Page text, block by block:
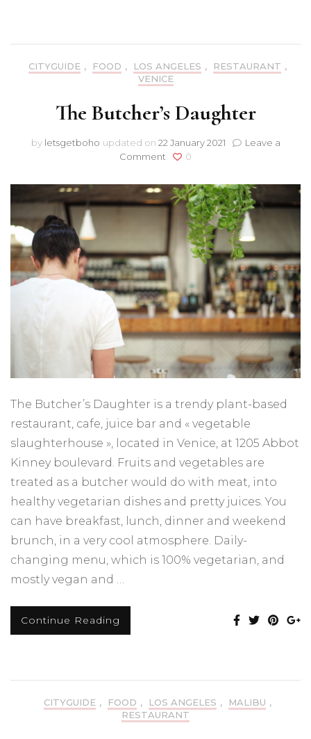
CITYGUIDE , FOOD , LOS ANGELES , RESTAURANT ,
VENICE
The Butcher’s Daughter
by letsgetboho updated on 22 January 2021
Leave a
Comment on
Butcher’s
Daughter
0
The Butcher’s Daughter is a trendy plant-based
restaurant, cafe, juice bar and « vegetable
slaughterhouse », located in Venice, at 1205 Abbot
Kinney boulevard. Fruits and vegetables are
treated as a butcher would do with meat, into
healthy vegetarian dishes and pretty juices. You
can have breakfast, lunch, dinner and weekend
brunch, in a very cool atmosphere. Daily-
changing menu, which is 100% vegetarian, and
mostly vegan and …
Continue Reading
CITYGUIDE , FOOD , LOS ANGELES , MALIBU ,
RESTAURANT